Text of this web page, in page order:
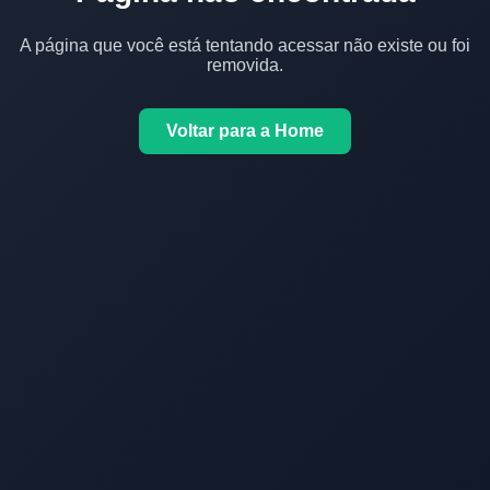
A página que você está tentando acessar não existe ou foi
removida.
Voltar para a Home